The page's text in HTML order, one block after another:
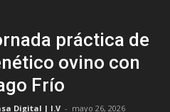
práctica de
ovino con
Frío
Digital | I.V - mayo 26, 2026